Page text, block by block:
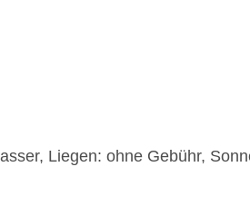
Liegen: ohne Gebühr,